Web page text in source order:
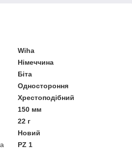
Wiha
Німеччина
Біта
Одностороння
Хрестоподібний
150 мм
22 г
Новий
PZ 1